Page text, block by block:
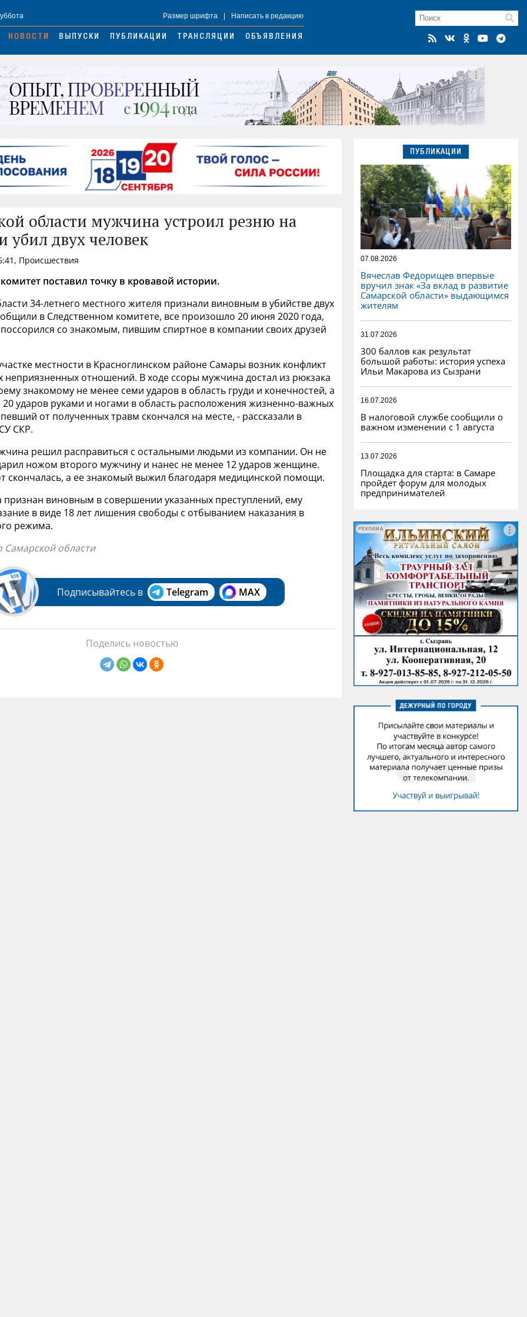
Размер шрифта Написать в редакцию
НОВОСТИ ВЫПУСКИ ПУБЛИКАЦИИ ТРАНСЛЯЦИИ ОБЪЯВЛЕНИЯ
области мужчина устроил резню на
убил двух человек
Происшествия
поставил точку в кровавой истории.
34-летнего местного жителя признали виновным в убийстве двух
в Следственном комитете, все произошло 20 июня 2020 года,
со знакомым, пившим спиртное в компании своих друзей
местности в Красноглинском районе Самары возник конфликт
неприязненных отношений. В ходе ссоры мужчина достал из рюкзака
знакомому не менее семи ударов в область груди и конечностей, а
ударов руками и ногами в область расположения жизненно-важных
от полученных травм скончался на месте, - рассказали в
СКР.
решил расправиться с остальными людьми из компании. Он не
ножом второго мужчину и нанес не менее 12 ударов женщине.
скончалась, а ее знакомый выжил благодаря медицинской помощи.
виновным в совершении указанных преступлений, ему
в виде 18 лет лишения свободы с отбыванием наказания в
режима.
Самарской области
Подписывайтесь в Telegram MAX
Поделись новостью
ПУБЛИКАЦИИ
07.08.2026
Вячеслав Федорищев впервые
вручил знак «За вклад в развитие
Самарской области» выдающимся
жителям
31.07.2026
300 баллов как результат
большой работы: история успеха
Ильи Макарова из Сызрани
16.07.2026
В налоговой службе сообщили о
важном изменении с 1 августа
13.07.2026
Площадка для старта: в Самаре
пройдет форум для молодых
предпринимателей
РЕКЛАМА